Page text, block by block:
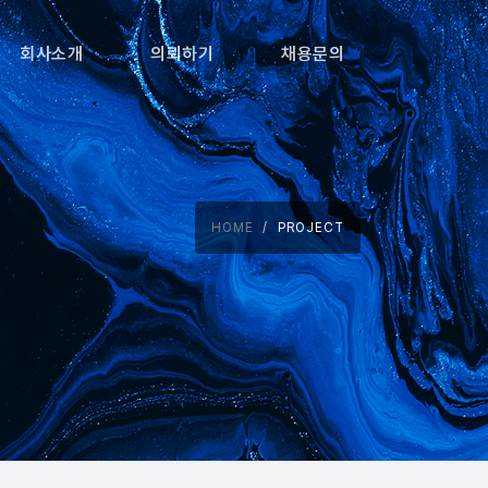
회사소개 의뢰하기 채용문의
HOME PROJECT